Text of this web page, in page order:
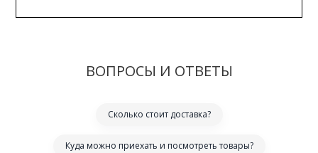
ВОПРОСЫ И ОТВЕТЫ
Сколько стоит доставка?
Куда можно приехать и посмотреть товары?